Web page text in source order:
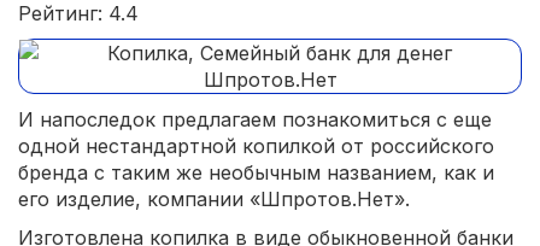
Рейтинг: 4.4
И напоследок предлагаем познакомиться с еще
одной нестандартной копилкой от российского
бренда с таким же необычным названием, как и
его изделие, компании «Шпротов.Нет».
Изготовлена копилка в виде обыкновенной банки